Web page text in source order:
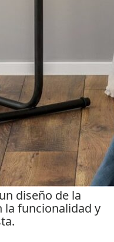
diseño de la
funcionalidad y